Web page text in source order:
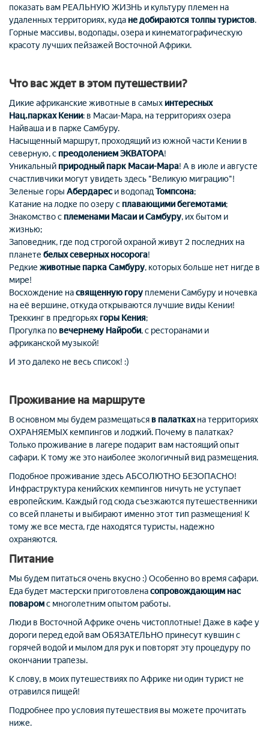
показать вам РЕАЛЬНУЮ ЖИЗНЬ и культуру племен на
удаленных территориях, кудане добираются толпы туристов.
Горные массивы, водопады, озера и кинематографическую
красоту лучших пейзажей Восточной Африки.
Что вас ждет в этом путешествии?
Дикие африканские животные в самыхинтересных
Нац.парках Кении: в Масаи-Мара, на территориях озера
Найваша и в парке Самбуру.
Насыщенный маршрут, проходящий из южной части Кении в
северную, спреодолением ЭКВАТОРА!
Уникальныйприродный парк Масаи-Мара! А в июле и августе
счастливчики могут увидеть здесь "Великую миграцию"!
Зеленые горы Абердарес и водопад Томпсона;
Катание на лодке по озеру сплавающими бегемотами;
Знакомство сплеменами Масаи и Самбуру, их бытом и
жизнью;
Заповедник, где под строгой охраной живут 2 последних на
планете белых северных носорога!
Редкие животные парка Самбуру, которых больше нет нигде в
мире!
Восхождение насвященную гору племени Самбуру и ночевка
на её вершине, откуда открываются лучшие виды Кении!
Треккинг в предгорьяхгоры Кения;
Прогулка повечернему Найроби, с ресторанами и
африканской музыкой!
И это далеко не весь список! :)
Проживание на маршруте
В основном мы будем размещатьсяв палаткахна территориях
ОХРАНЯЕМЫХ кемпингов и лоджий. Почему в палатках?
Только проживание в лагере подарит вам настоящий опыт
сафари. К тому же это наиболее экологичный вид размещения.
Подобное проживание здесь АБСОЛЮТНО БЕЗОПАСНО!
Инфраструктура кенийских кемпингов ничуть не уступает
европейским. Каждый год сюда съезжаются путешественники
со всей планеты и выбирают именно этот тип размещения! К
тому же все места, где находятся туристы, надежно
охраняются.
Питание
Мы будем питаться очень вкусно :) Особенно во время сафари.
Еда будет мастерски приготовленасопровождающим нас
поваромс многолетним опытом работы.
Люди в Восточной Африке очень чистоплотные! Даже в кафе у
дороги перед едой вам ОБЯЗАТЕЛЬНО принесут кувшин с
горячей водой и мылом для рук и повторят эту процедуру по
окончании трапезы.
К слову, в моих путешествиях по Африке ни один турист не
отравился пищей!
Подробнее про условия путешествия вы можете прочитать
ниже.